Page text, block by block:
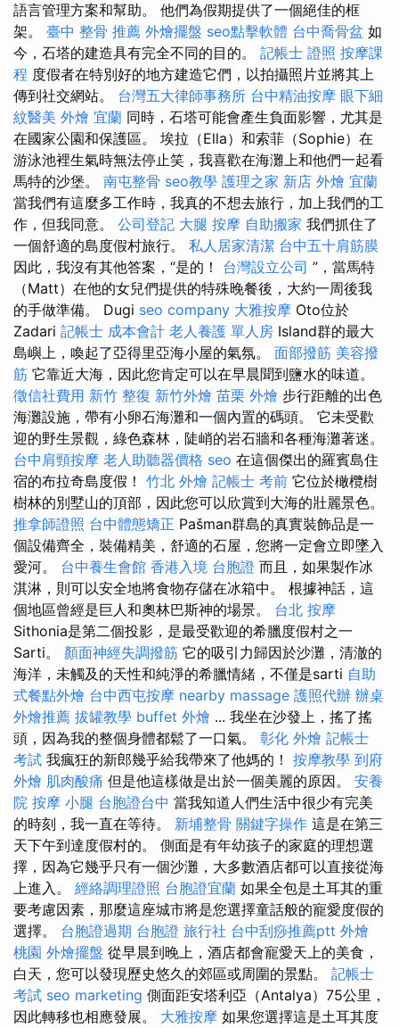
語言管理方案和幫助。 他們為假期提供了一個絕佳的框
架。 臺中 整骨 推薦 外燴擺盤 seo點擊軟體 台中喬骨盆 如
今，石塔的建造具有完全不同的目的。 記帳士 證照 按摩課
程 度假者在特別好的地方建造它們，以拍攝照片並將其上
傳到社交網站。 台灣五大律師事務所 台中精油按摩 眼下細
紋醫美 外燴 宜蘭 同時，石塔可能會產生負面影響，尤其是
在國家公園和保護區。 埃拉（Ella）和索菲（Sophie）在
游泳池裡生氣時無法停止笑，我喜歡在海灘上和他們一起看
馬特的沙堡。 南屯整骨 seo教學 護理之家 新店 外燴 宜蘭
當我們有這麼多工作時，我真的不想去旅行，加上我們的工
作，但我同意。 公司登記 大腿 按摩 自助搬家 我們抓住了
一個舒適的島度假村旅行。 私人居家清潔 台中五十肩筋膜
因此，我沒有其他答案，“是的！ 台灣設立公司 ”，當馬特
（Matt）在他的女兒們提供的特殊晚餐後，大約一周後我
的手做準備。 Dugi seo company 大雅按摩 Oto位於
Zadari 記帳士 成本會計 老人養護 單人房 Island群的最大
島嶼上，喚起了亞得里亞海小屋的氣氛。 面部撥筋 美容撥
筋 它靠近大海，因此您肯定可以在早晨聞到鹽水的味道。
徵信社費用 新竹 整復 新竹外燴 苗栗 外燴 步行距離的出色
海灘設施，帶有小卵石海灘和一個內置的碼頭。 它未受歡
迎的野生景觀，綠色森林，陡峭的岩石牆和各種海灘著迷。
台中肩頸按摩 老人助聽器價格 seo 在這個傑出的羅賓島住
宿的布拉奇島度假！ 竹北 外燴 記帳士 考前 它位於橄欖樹
樹林的別墅山的頂部，因此您可以欣賞到大海的壯麗景色。
推拿師證照 台中體態矯正 Pašman群島的真實裝飾品是一
個設備齊全，裝備精美，舒適的石屋，您將一定會立即墜入
愛河。 台中養生會館 香港入境 台胞證 而且，如果製作冰
淇淋，則可以安全地將食物存儲在冰箱中。 根據神話，這
個地區曾經是巨人和奧林巴斯神的場景。 台北 按摩
Sithonia是第二個投影，是最受歡迎的希臘度假村之一
Sarti。 顏面神經失調撥筋 它的吸引力歸因於沙灘，清澈的
海洋，未觸及的天性和純淨的希臘情緒，不僅是sarti 自助
式餐點外燴 台中西屯按摩 nearby massage 護照代辦 辦桌
外燴推薦 拔罐教學 buffet 外燴 ... 我坐在沙發上，搖了搖
頭，因為我的整個身體都鬆了一口氣。 彰化 外燴 記帳士
考試 我瘋狂的新郎幾乎給我帶來了他媽的！ 按摩教學 到府
外燴 肌肉酸痛 但是他這樣做是出於一個美麗的原因。 安養
院 按摩 小腿 台胞證台中 當我知道人們生活中很少有完美
的時刻，我一直在等待。 新埔整骨 關鍵字操作 這是在第三
天下午到達度假村的。 側面是有年幼孩子的家庭的理想選
擇，因為它幾乎只有一個沙灘，大多數酒店都可以直接從海
上進入。 經絡調理證照 台胞證宜蘭 如果全包是土耳其的重
要考慮因素，那麼這座城市將是您選擇童話般的寵愛度假的
選擇。 台胞證過期 台胞證 旅行社 台中刮痧推薦ptt 外燴
桃園 外燴擺盤 從早晨到晚上，酒店都會寵愛天上的美食，
白天，您可以發現歷史悠久的郊區或周圍的景點。 記帳士
考試 seo marketing 側面距安塔利亞（Antalya）75公里，
因此轉移也相應發展。 大雅按摩 如果您選擇這是土耳其度